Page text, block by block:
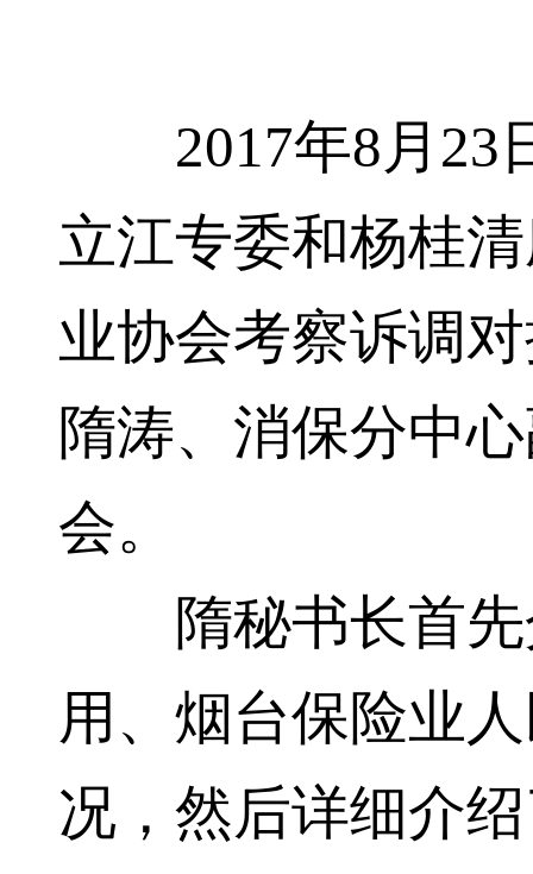
2017年8月23
立江专委和杨桂
业协会考察诉调
隋涛、消保分中
会。
隋秘书长首先
用、烟台保险业
况，然后详细介